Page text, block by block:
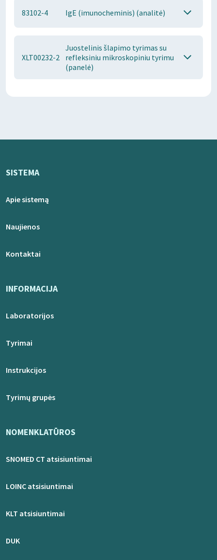
83102-4 IgE (imunocheminis) (analitė)
XLT00232-2
Juostelinis šlapimo tyrimas su
refleksiniu mikroskopiniu tyrimu
(panelė)
SISTEMA
Apie sistemą
Naujienos
Kontaktai
INFORMACIJA
Laboratorijos
Tyrimai
Instrukcijos
Tyrimų grupės
NOMENKLATŪROS
SNOMED CT atsisiuntimai
LOINC atsisiuntimai
KLT atsisiuntimai
DUK